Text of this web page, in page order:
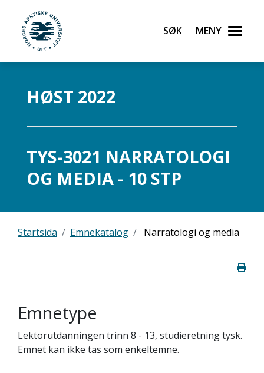
UiT Norges arktiske universitet
Søk Meny
HØST 2022
TYS-3021 NARRATOLOGI
OG MEDIA - 10 STP
Startsida Emnekatalog Narratologi og media
Emnetype
Lektorutdanningen trinn 8 - 13, studieretning tysk.
Emnet kan ikke tas som enkeltemne.